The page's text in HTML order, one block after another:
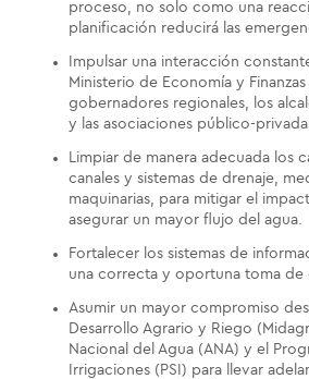
proceso, no solo como una
planificación reducirá las
Impulsar una interacción
Ministerio de Economía y Finanzas
gobernadores regionales, los
y las asociaciones público-
Limpiar de manera adecuada los
canales y sistemas de drenaje,
maquinarias, para mitigar el
asegurar un mayor flujo del agua.
Fortalecer los sistemas de
una correcta y oportuna toma de
Asumir un mayor compromiso
Desarrollo Agrario y Riego
Nacional del Agua (ANA) y el
Irrigaciones (PSI) para llevar